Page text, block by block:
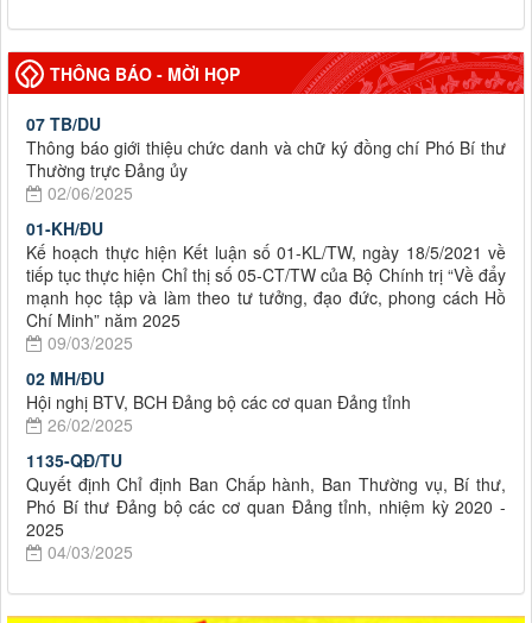
THÔNG BÁO - MỜI HỌP
07 TB/DU
Thông báo giới thiệu chức danh và chữ ký đồng chí Phó Bí thư
Thường trực Đảng ủy
02/06/2025
01-KH/ĐU
Kế hoạch thực hiện Kết luận số 01-KL/TW, ngày 18/5/2021 về
tiếp tục thực hiện Chỉ thị số 05-CT/TW của Bộ Chính trị “Về đẩy
mạnh học tập và làm theo tư tưởng, đạo đức, phong cách Hồ
Chí Minh” năm 2025
09/03/2025
02 MH/ĐU
Hội nghị BTV, BCH Đảng bộ các cơ quan Đảng tỉnh
26/02/2025
1135-QĐ/TU
Quyết định Chỉ định Ban Chấp hành, Ban Thường vụ, Bí thư,
Phó Bí thư Đảng bộ các cơ quan Đảng tỉnh, nhiệm kỳ 2020 -
2025
04/03/2025